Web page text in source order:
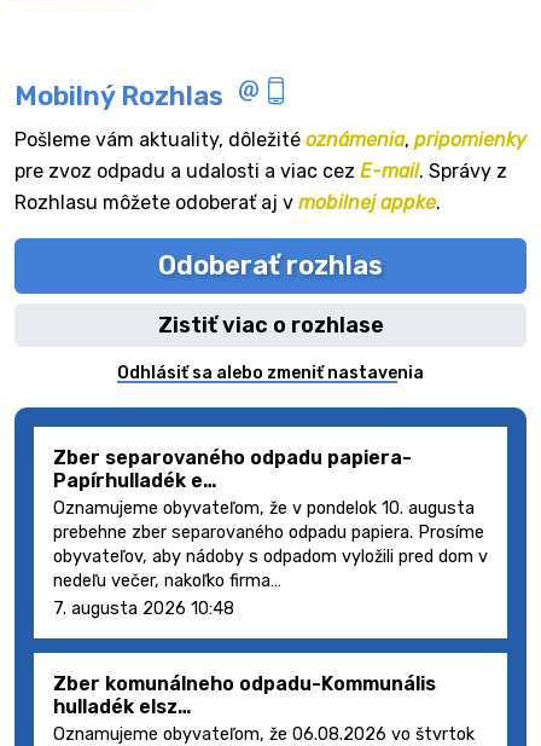
Mobilný Rozhlas
Pošleme vám aktuality, dôležité oznámenia, pripomienky
pre zvoz odpadu a udalosti a viac cez E-mail. Správy z
Rozhlasu môžete odoberať aj v mobilnej appke.
Odoberať rozhlas
Zistiť viac o rozhlase
Odhlásiť sa alebo zmeniť nastavenia
Zber separovaného odpadu papiera-
Papírhulladék e…
Oznamujeme obyvateľom, že v pondelok 10. augusta
prebehne zber separovaného odpadu papiera. Prosíme
obyvateľov, aby nádoby s odpadom vyložili pred dom v
nedeľu večer, nakoľko firma…
7. augusta 2026 10:48
Zber komunálneho odpadu-Kommunális
hulladék elsz…
Oznamujeme obyvateľom, že 06.08.2026 vo štvrtok